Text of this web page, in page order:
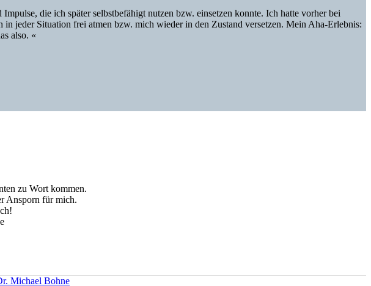
die ich später selbstbefähigt nutzen bzw. einsetzen konnte. Ich hatte vorher bei
jeder Situation frei atmen bzw. mich wieder in den Zustand versetzen. Mein Aha-Erlebnis:
also. «
zu Wort kommen.
Ansporn für mich.